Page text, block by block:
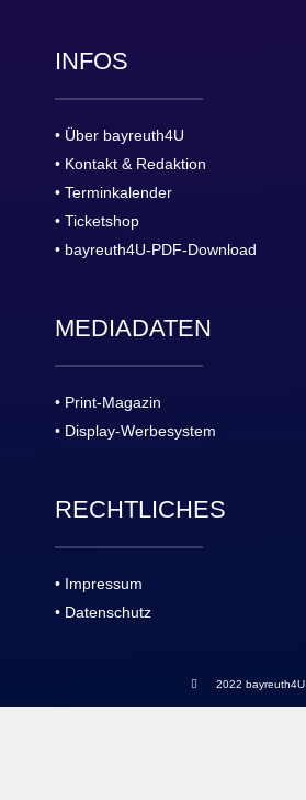
INFOS
• Über bayreuth4U
• Kontakt & Redaktion
• Terminkalender
• Ticketshop
• bayreuth4U-PDF-Download
MEDIADATEN
• Print-Magazin
• Display-Werbesystem
RECHTLICHES
• Impressum
• Datenschutz
2022 bayreuth4U